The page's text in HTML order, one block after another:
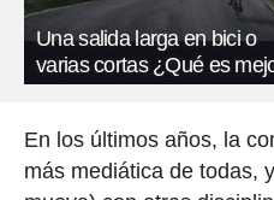
Una salida larga en bici o
varias cortas ¿Qué es
En los últimos años, la
más mediática de todas,